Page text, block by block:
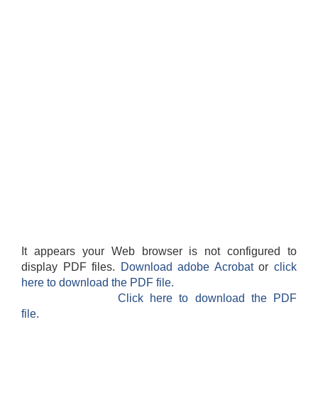
It appears your Web browser is not configured to
display PDF files.
Download adobe Acrobatorclick
here to download the PDF file.
Click here to download the PDF
file.